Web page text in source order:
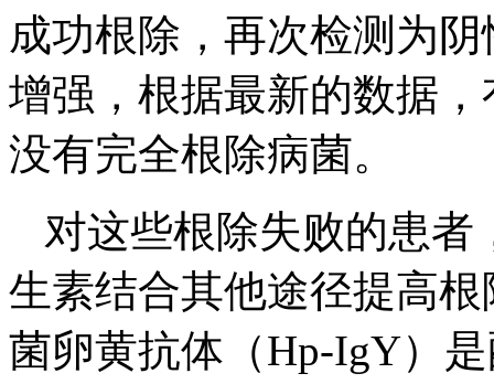
成功根除，再次检测为
增强，根据最新的数据
没有完全根除病菌。
对这些根除失败的患
生素结合其他途径提高
菌卵黄抗体（Hp-IgY）